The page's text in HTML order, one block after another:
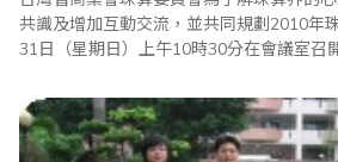
共識及增加互動交流，並共同規劃2010年
31日（星期日）上午10時30分在會議室召
過99年度各項重點工作，包括珠心算檢定
心算通信比賽、全國珠算比賽暨珠算達人
暨國際心算邀請賽、全國數學競技大賽、